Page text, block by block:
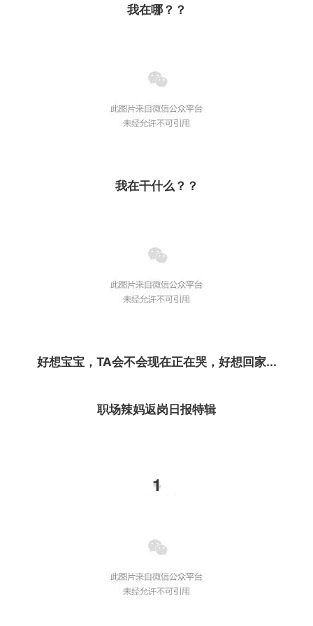
我在哪？？
我在干什么？？
好想宝宝，TA会不会现在正在哭，好想回家...
职场辣妈返岗日报特辑
1